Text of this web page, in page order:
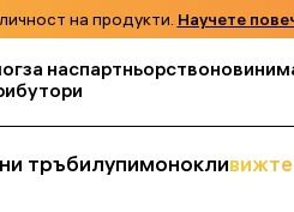
на продукти. Научете
за наспартньорствоновини
тръбилупимонокли